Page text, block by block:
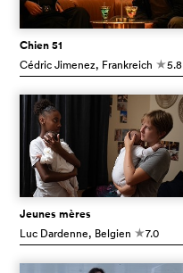
Chien 51
Cédric Jimenez, Frankreich c5.8
Jeunes mères
Luc Dardenne, Belgien c7.0